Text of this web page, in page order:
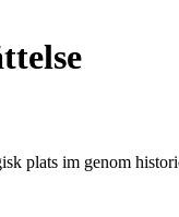
plats im genom